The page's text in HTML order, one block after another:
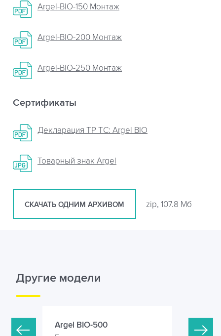
Argel-BIO-150 Монтаж
Argel-BIO-200 Монтаж
Argel-BIO-250 Монтаж
Сертификаты
Декларация ТР ТС: Argel BIO
Товарный знак Argel
СКАЧАТЬ ОДНИМ АРХИВОМ zip, 107.8 Мб
Другие модели
Argel BIO-500
Argel